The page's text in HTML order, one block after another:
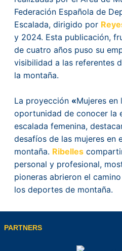
Federación Española de
Escalada, dirigido por
y 2024. Esta publicación,
de cuatro años puso su
visibilidad a las referentes
la montaña.
La proyección «Mujeres en
oportunidad de conocer la
escalada femenina,
desafíos de las mujeres en
montaña. Ribelles
personal y profesional,
pioneras abrieron el
los deportes de montaña.
PARTNERS